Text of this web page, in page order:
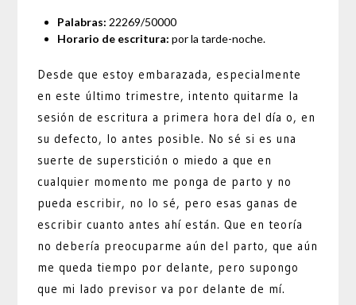
Palabras: 22269/50000
Horario de escritura: por la tarde-noche.
Desde que estoy embarazada, especialmente
en este último trimestre, intento quitarme la
sesión de escritura a primera hora del día o, en
su defecto, lo antes posible. No sé si es una
suerte de superstición o miedo a que en
cualquier momento me ponga de parto y no
pueda escribir, no lo sé, pero esas ganas de
escribir cuanto antes ahí están. Que en teoría
no debería preocuparme aún del parto, que aún
me queda tiempo por delante, pero supongo
que mi lado previsor va por delante de mí.